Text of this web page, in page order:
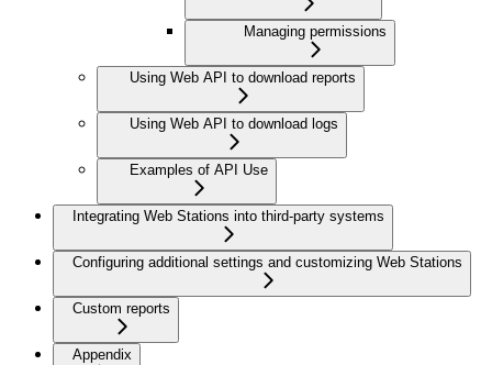
Managing permissions
Using Web API to download reports
Using Web API to download logs
Examples of API Use
Integrating Web Stations into third-party systems
Configuring additional settings and customizing Web Stations
Custom reports
Appendix